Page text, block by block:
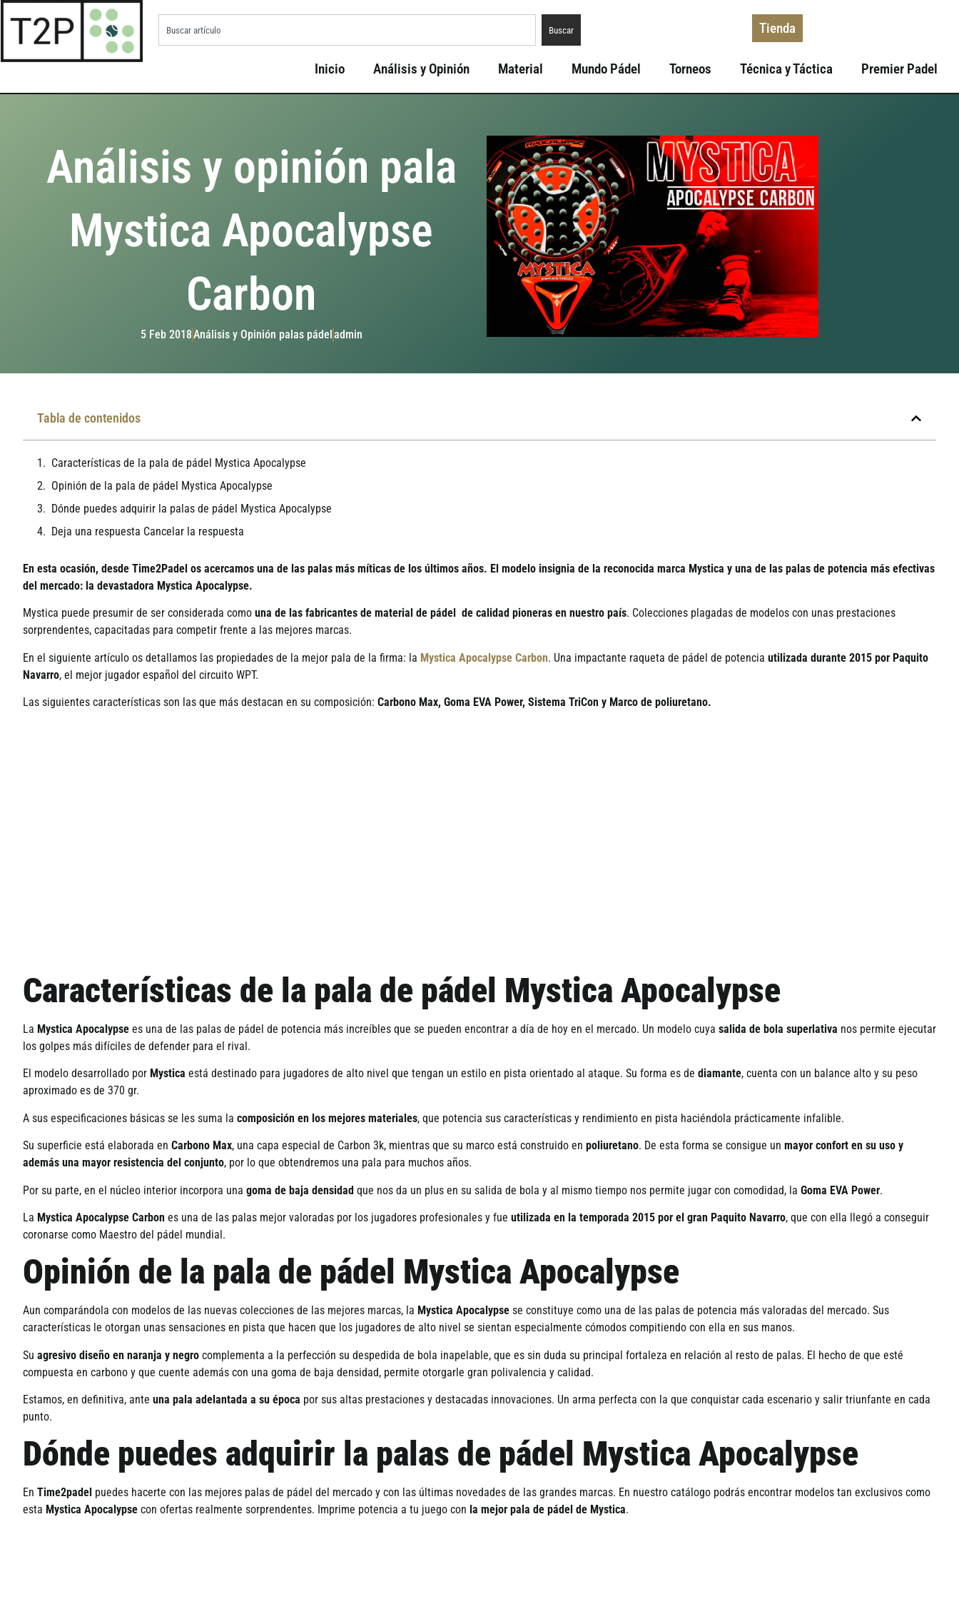
Buscar Tienda
Inicio Análisis y Opinión Material Mundo Pádel Torneos Técnica y Táctica Premier Padel
Análisis y opinión pala
Mystica Apocalypse
Carbon
5 Feb 2018Análisis y Opinión palas pádeladmin
Tabla de contenidos
Características de la pala de pádel Mystica Apocalypse
Opinión de la pala de pádel Mystica Apocalypse
Dónde puedes adquirir la palas de pádel Mystica Apocalypse
Deja una respuesta Cancelar la respuesta
En esta ocasión, desde Time2Padel os acercamos una de las palas más míticas de los últimos años. El modelo insignia de la reconocida marca Mystica y una de las palas de potencia más efectivas
del mercado: la devastadora Mystica Apocalypse.
Mystica puede presumir de ser considerada como una de las fabricantes de material de pádel de calidad pioneras en nuestro país. Colecciones plagadas de modelos con unas prestaciones
sorprendentes, capacitadas para competir frente a las mejores marcas.
En el siguiente artículo os detallamos las propiedades de la mejor pala de la firma: la Mystica Apocalypse Carbon. Una impactante raqueta de pádel de potencia utilizada durante 2015 por Paquito
Navarro, el mejor jugador español del circuito WPT.
Las siguientes características son las que más destacan en su composición: Carbono Max, Goma EVA Power, Sistema TriCon y Marco de poliuretano.
Características de la pala de pádel Mystica Apocalypse
La Mystica Apocalypse es una de las palas de pádel de potencia más increíbles que se pueden encontrar a día de hoy en el mercado. Un modelo cuya salida de bola superlativa nos permite ejecutar
los golpes más difíciles de defender para el rival.
El modelo desarrollado por Mystica está destinado para jugadores de alto nivel que tengan un estilo en pista orientado al ataque. Su forma es de diamante, cuenta con un balance alto y su peso
aproximado es de 370 gr.
A sus especificaciones básicas se les suma la composición en los mejores materiales, que potencia sus características y rendimiento en pista haciéndola prácticamente infalible.
Su superficie está elaborada en Carbono Max, una capa especial de Carbon 3k, mientras que su marco está construido en poliuretano. De esta forma se consigue un mayor confort en su uso y
además una mayor resistencia del conjunto, por lo que obtendremos una pala para muchos años.
Por su parte, en el núcleo interior incorpora una goma de baja densidad que nos da un plus en su salida de bola y al mismo tiempo nos permite jugar con comodidad, la Goma EVA Power.
La Mystica Apocalypse Carbon es una de las palas mejor valoradas por los jugadores profesionales y fue utilizada en la temporada 2015 por el gran Paquito Navarro, que con ella llegó a conseguir
coronarse como Maestro del pádel mundial.
Opinión de la pala de pádel Mystica Apocalypse
Aun comparándola con modelos de las nuevas colecciones de las mejores marcas, la Mystica Apocalypse se constituye como una de las palas de potencia más valoradas del mercado. Sus
características le otorgan unas sensaciones en pista que hacen que los jugadores de alto nivel se sientan especialmente cómodos compitiendo con ella en sus manos.
Su agresivo diseño en naranja y negro complementa a la perfección su despedida de bola inapelable, que es sin duda su principal fortaleza en relación al resto de palas. El hecho de que esté
compuesta en carbono y que cuente además con una goma de baja densidad, permite otorgarle gran polivalencia y calidad.
Estamos, en definitiva, ante una pala adelantada a su época por sus altas prestaciones y destacadas innovaciones. Un arma perfecta con la que conquistar cada escenario y salir triunfante en cada
punto.
Dónde puedes adquirir la palas de pádel Mystica Apocalypse
En Time2padel puedes hacerte con las mejores palas de pádel del mercado y con las últimas novedades de las grandes marcas. En nuestro catálogo podrás encontrar modelos tan exclusivos como
esta Mystica Apocalypse con ofertas realmente sorprendentes. Imprime potencia a tu juego con la mejor pala de pádel de Mystica.